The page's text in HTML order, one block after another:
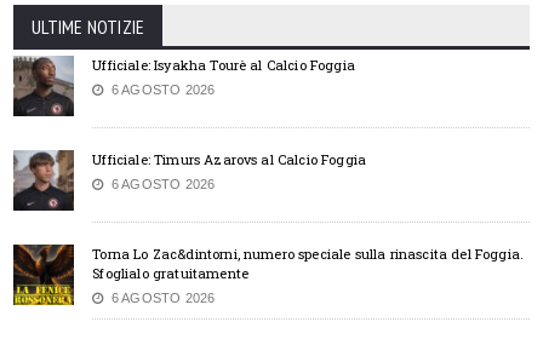
ULTIME NOTIZIE
Ufficiale: Isyakha Tourè al Calcio Foggia
6 AGOSTO 2026
Ufficiale: Timurs Azarovs al Calcio Foggia
6 AGOSTO 2026
Torna Lo Zac&dintorni, numero speciale sulla rinascita del Foggia.
Sfoglialo gratuitamente
6 AGOSTO 2026